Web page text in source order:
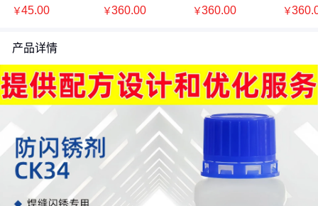
醛 高效隔热保温
￥45.00
热保温 生产厂家
￥360.00
可定制调色 家装/
￥360.00
9高效
￥
产品详情